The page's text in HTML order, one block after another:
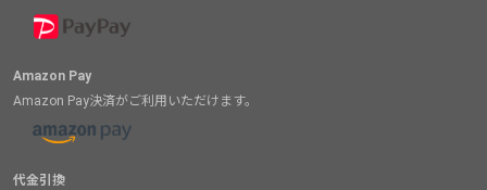
Amazon Pay
Amazon Pay決済がご利用いただけます。
代金引換